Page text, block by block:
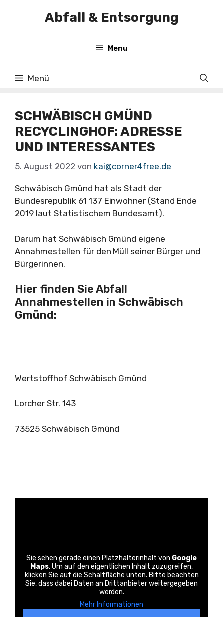
Abfall & Entsorgung
Menu
Menü
SCHWÄBISCH GMÜND
RECYCLINGHOF: ADRESSE
UND INTERESSANTES
5. August 2022 von kai@corner4free.de
Schwäbisch Gmünd hat als Stadt der
Bundesrepublik 61 137 Einwohner (Stand Ende
2019 laut Statistischem Bundesamt).
Darum hat Schwäbisch Gmünd eigene
Annahmestellen für den Müll seiner Bürger und
Bürgerinnen.
Hier finden Sie Abfall
Annahmestellen in Schwäbisch
Gmünd:
Wertstoffhof Schwäbisch Gmünd
Lorcher Str. 143
73525 Schwäbisch Gmünd
Sie sehen gerade einen Platzhalterinhalt von Google
Maps. Um auf den eigentlichen Inhalt zuzugreifen,
klicken Sie auf die Schaltfläche unten. Bitte beachten
Sie, dass dabei Daten an Drittanbieter weitergegeben
werden.
Mehr Informationen